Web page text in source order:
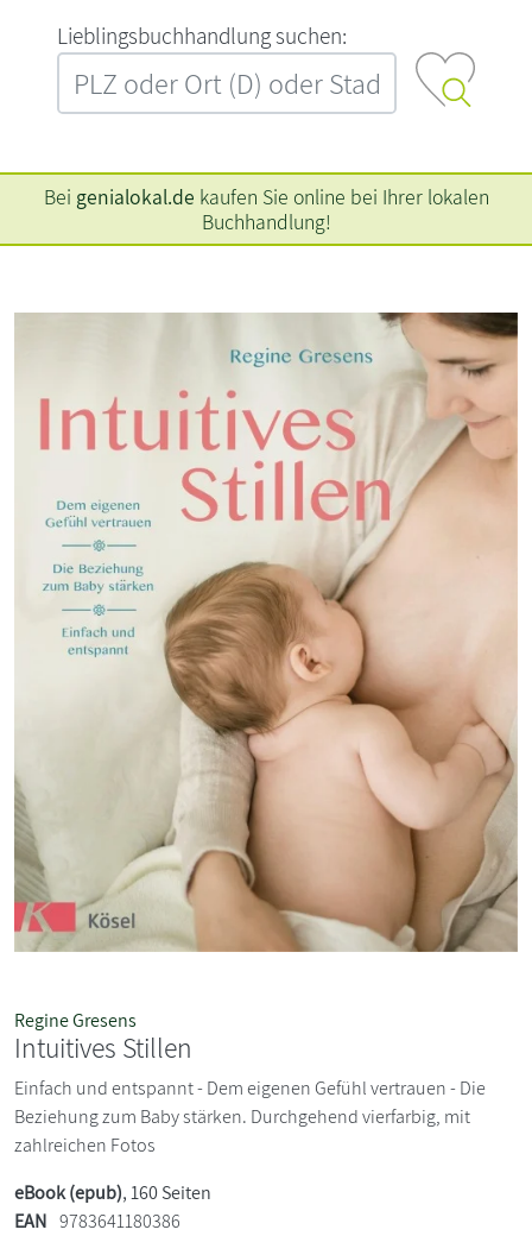
L‍i‍e‍b‍l‍i‍n‍g‍s‍b‍u‍c‍h‍h‍a‍n‍d‍l‍u‍n‍g‍ ‍s‍u‍c‍h‍e‍n‍:‍
Bei genialokal.de kaufen Sie online bei Ihrer lokalen
Buchhandlung!
Regine Gresens
Intuitives Stillen
Einfach und entspannt - Dem eigenen Gefühl vertrauen - Die
Beziehung zum Baby stärken. Durchgehend vierfarbig, mit
zahlreichen Fotos
eBook (epub), 160 Seiten
EAN 9783641180386